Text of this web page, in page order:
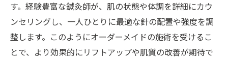
す。経験豊富な鍼灸師が、肌の状態や体調を詳細にカウ
ンセリングし、一人ひとりに最適な針の配置や強度を調
整します。このようにオーダーメイドの施術を受けるこ
とで、より効果的にリフトアップや肌質の改善が期待で